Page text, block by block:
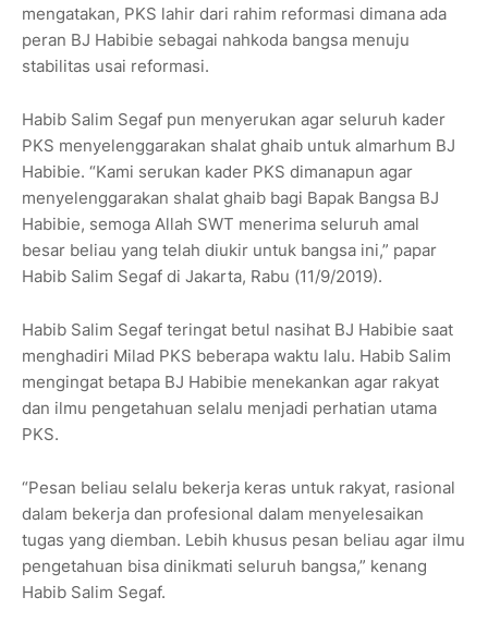
mengatakan, PKS lahir dari rahim reformasi dimana ada
peran BJ Habibie sebagai nahkoda bangsa menuju
stabilitas usai reformasi.
Habib Salim Segaf pun menyerukan agar seluruh kader
PKS menyelenggarakan shalat ghaib untuk almarhum BJ
Habibie. “Kami serukan kader PKS dimanapun agar
menyelenggarakan shalat ghaib bagi Bapak Bangsa BJ
Habibie, semoga Allah SWT menerima seluruh amal
besar beliau yang telah diukir untuk bangsa ini,” papar
Habib Salim Segaf di Jakarta, Rabu (11/9/2019).
Habib Salim Segaf teringat betul nasihat BJ Habibie saat
menghadiri Milad PKS beberapa waktu lalu. Habib Salim
mengingat betapa BJ Habibie menekankan agar rakyat
dan ilmu pengetahuan selalu menjadi perhatian utama
PKS.
“Pesan beliau selalu bekerja keras untuk rakyat, rasional
dalam bekerja dan profesional dalam menyelesaikan
tugas yang diemban. Lebih khusus pesan beliau agar ilmu
pengetahuan bisa dinikmati seluruh bangsa,” kenang
Habib Salim Segaf.